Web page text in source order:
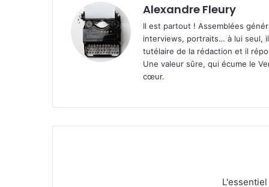
Alexandre Fleury
Il est partout ! Assemblées
interviews, portraits… à lui seul,
tutélaire de la rédaction et il
Une valeur sûre, qui écume le
cœur.